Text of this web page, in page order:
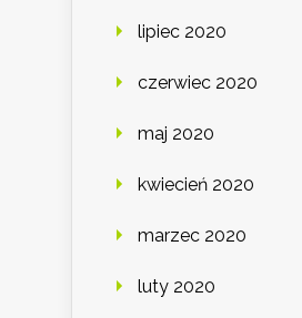
lipiec 2020
czerwiec 2020
maj 2020
kwiecień 2020
marzec 2020
luty 2020